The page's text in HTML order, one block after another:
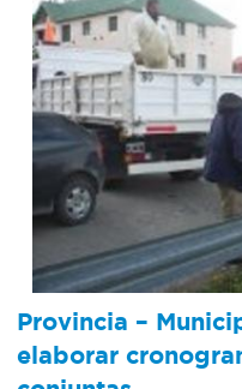
Provincia –
elaborar